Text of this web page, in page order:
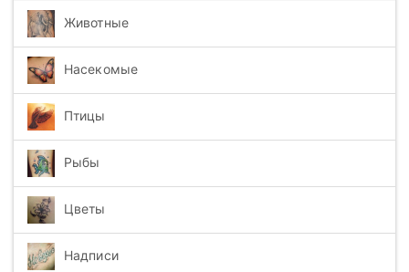
Животные
Насекомые
Птицы
Рыбы
Цветы
Надписи